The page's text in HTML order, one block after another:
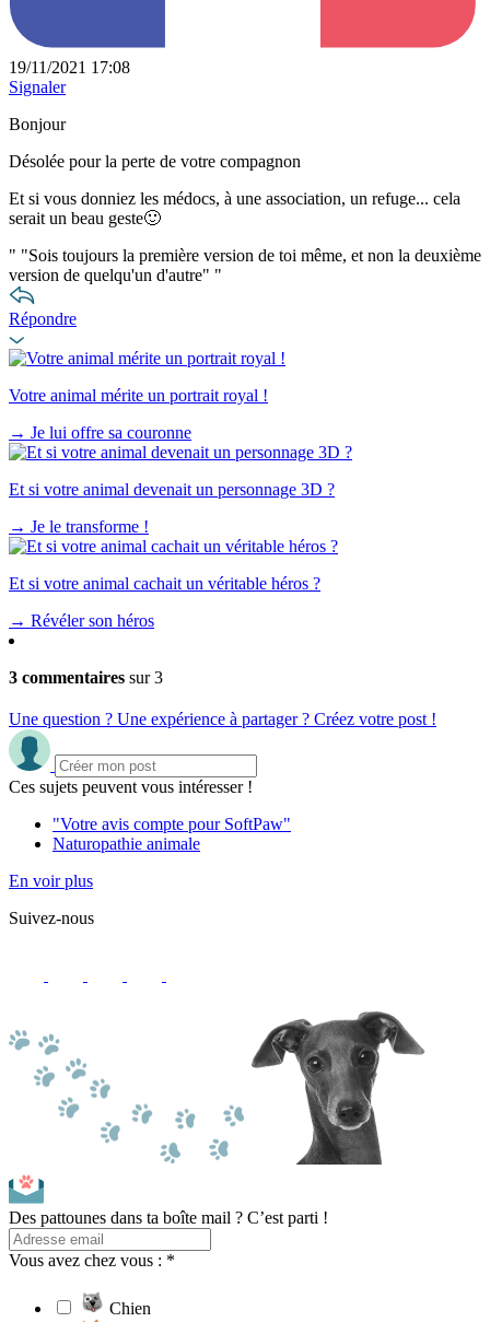
19/11/2021 17:08
Signaler
Bonjour
Désolée pour la perte de votre compagnon
Et si vous donniez les médocs, à une association, un refuge... cela
serait un beau geste🙂
" "Sois toujours la première version de toi même, et non la deuxième
version de quelqu'un d'autre" "
Répondre
Votre animal mérite un portrait royal !
→ Je lui offre sa couronne
Et si votre animal devenait un personnage 3D ?
→ Je le transforme !
Et si votre animal cachait un véritable héros ?
→ Révéler son héros
3 commentaires sur 3
Une question ? Une expérience à partager ? Créez votre post !
Ces sujets peuvent vous intéresser !
"Votre avis compte pour SoftPaw"
Naturopathie animale
En voir plus
Suivez-nous
Des pattounes dans ta boîte mail ? C’est parti !
Vous avez chez vous : *
Chien